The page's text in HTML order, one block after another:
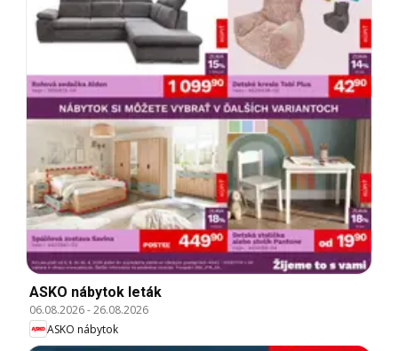
ASKO nábytok leták
06.08.2026-26.08.2026
ASKO nábytok